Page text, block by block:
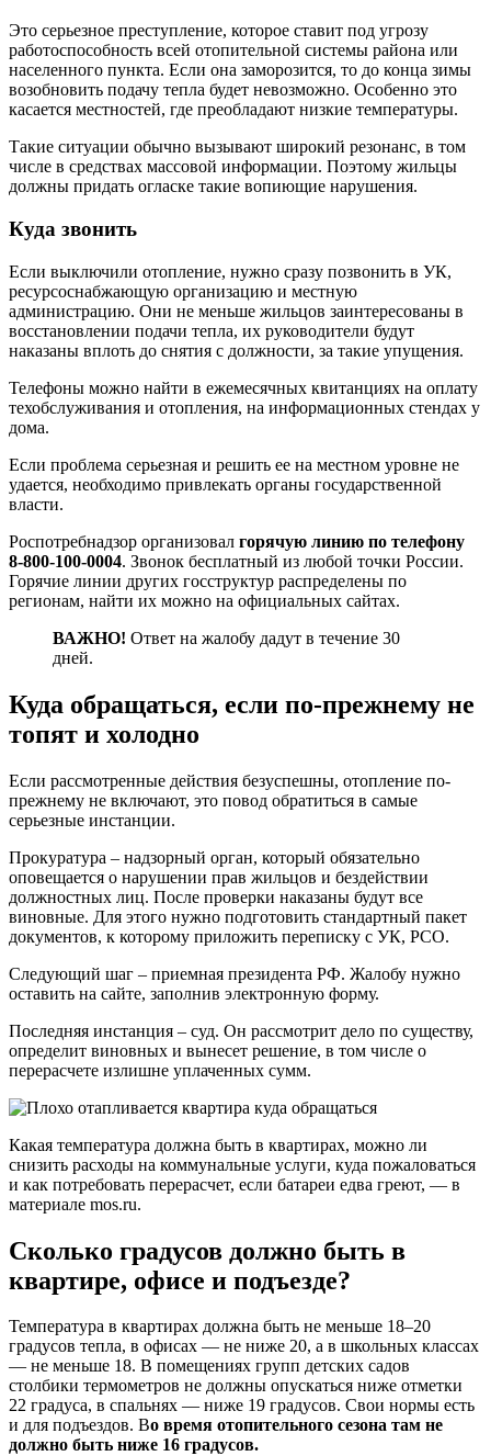
Это серьезное преступление, которое ставит под угрозу
работоспособность всей отопительной системы района или
населенного пункта. Если она заморозится, то до конца зимы
возобновить подачу тепла будет невозможно. Особенно это
касается местностей, где преобладают низкие температуры.
Такие ситуации обычно вызывают широкий резонанс, в том
числе в средствах массовой информации. Поэтому жильцы
должны придать огласке такие вопиющие нарушения.
Куда звонить
Если выключили отопление, нужно сразу позвонить в УК,
ресурсоснабжающую организацию и местную
администрацию. Они не меньше жильцов заинтересованы в
восстановлении подачи тепла, их руководители будут
наказаны вплоть до снятия с должности, за такие упущения.
Телефоны можно найти в ежемесячных квитанциях на оплату
техобслуживания и отопления, на информационных стендах у
дома.
Если проблема серьезная и решить ее на местном уровне не
удается, необходимо привлекать органы государственной
власти.
Роспотребнадзор организовал горячую линию по телефону
8-800-100-0004. Звонок бесплатный из любой точки России.
Горячие линии других госструктур распределены по
регионам, найти их можно на официальных сайтах.
ВАЖНО! Ответ на жалобу дадут в течение 30
дней.
Куда обращаться, если по-прежнему не
топят и холодно
Если рассмотренные действия безуспешны, отопление по-
прежнему не включают, это повод обратиться в самые
серьезные инстанции.
Прокуратура – надзорный орган, который обязательно
оповещается о нарушении прав жильцов и бездействии
должностных лиц. После проверки наказаны будут все
виновные. Для этого нужно подготовить стандартный пакет
документов, к которому приложить переписку с УК, РСО.
Следующий шаг – приемная президента РФ. Жалобу нужно
оставить на сайте, заполнив электронную форму.
Последняя инстанция – суд. Он рассмотрит дело по существу,
определит виновных и вынесет решение, в том числе о
перерасчете излишне уплаченных сумм.
Какая температура должна быть в квартирах, можно ли
снизить расходы на коммунальные услуги, куда пожаловаться
и как потребовать перерасчет, если батареи едва греют, — в
материале mos.ru.
Сколько градусов должно быть в
квартире, офисе и подъезде?
Температура в квартирах должна быть не меньше 18–20
градусов тепла, в офисах — не ниже 20, а в школьных классах
— не меньше 18. В помещениях групп детских садов
столбики термометров не должны опускаться ниже отметки
22 градуса, в спальнях — ниже 19 градусов. Свои нормы есть
и для подъездов. Во время отопительного сезона там не
должно быть ниже 16 градусов.